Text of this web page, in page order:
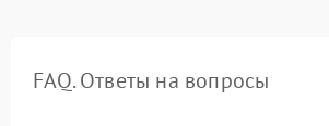
FAQ. Ответы на вопросы